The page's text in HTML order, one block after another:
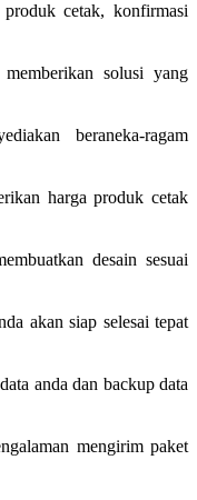
cetak, konfirmasi
solusi yang
beraneka-ragam
harga produk cetak
desain sesuai
akan siap selesai tepat
anda dan backup data
mengirim paket